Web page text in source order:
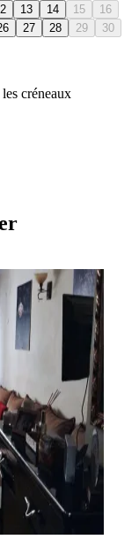
13 14 15
16
27 28 29
30
créneaux